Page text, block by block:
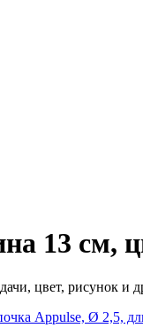
13 см,
цвет, рисунок и